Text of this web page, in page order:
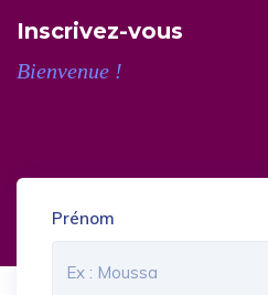
Inscrivez-vous
Bienvenue !
Prénom